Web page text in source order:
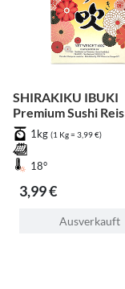
SHIRAKIKU IBUKI
Premium Sushi Reis
1kg (1 Kg = 3,99 €)
18°
3,99 €
Ausverkauft